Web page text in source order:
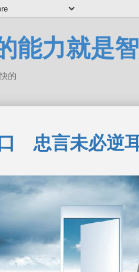
能力就是
的
忠言未必逆